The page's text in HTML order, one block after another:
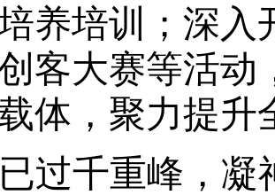
养培训；深入
客大赛等活动
体，聚力提升
过千重峰，凝